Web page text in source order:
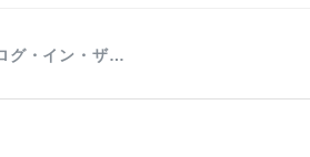
グ・イン・ザ…